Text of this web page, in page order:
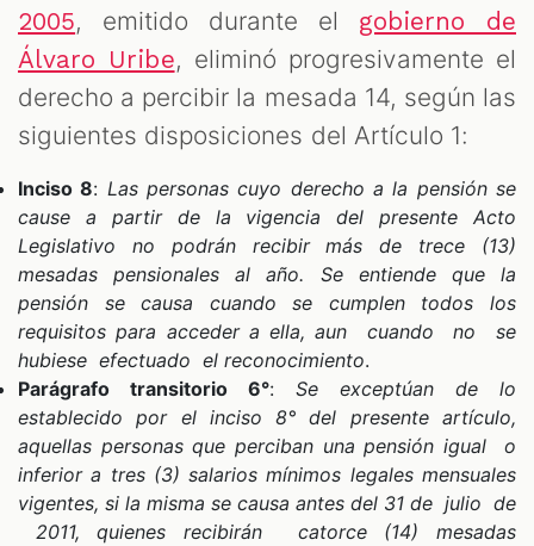
2005, emitido durante el gobierno de
Álvaro Uribe, eliminó progresivamente el
derecho a percibir la mesada 14, según las
siguientes disposiciones del Artículo 1:
Inciso 8: Las personas cuyo derecho a la pensión se
cause a partir de la vigencia del presente Acto
Legislativo no podrán recibir más de trece (13)
mesadas pensionales al año. Se entiende que la
pensión se causa cuando se cumplen todos los
requisitos para acceder a ella, aun cuando no se
hubiese efectuado el reconocimiento.
Parágrafo transitorio 6°: Se exceptúan de lo
establecido por el inciso 8° del presente artículo,
aquellas personas que perciban una pensión igual o
inferior a tres (3) salarios mínimos legales mensuales
vigentes, si la misma se causa antes del 31 de julio de
2011, quienes recibirán catorce (14) mesadas